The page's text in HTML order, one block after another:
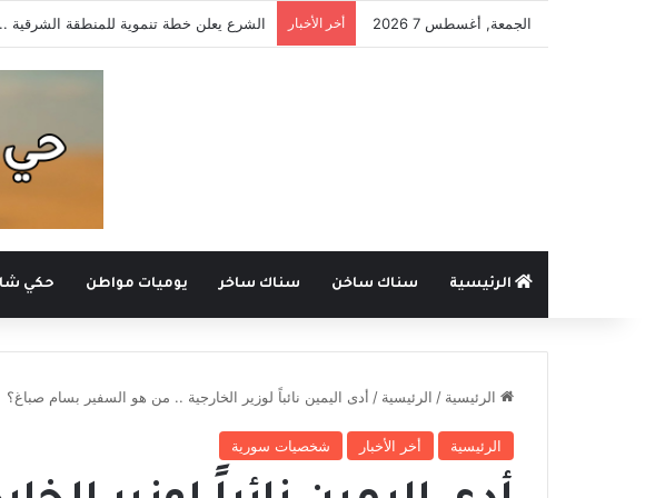
الجمعة, أغسطس 7 2026 أخر الأخبار الشرع يعلن خطة تنموية للمنطقة
الرئيسية سناك ساخن سناك ساخر يوميات مواطن حكي
الرئيسية / الرئيسية / أدى اليمين نائباً لوزير الخارجية .. من هو السفير بسام صباغ؟
الرئيسية أخر الأخبار شخصيات سورية